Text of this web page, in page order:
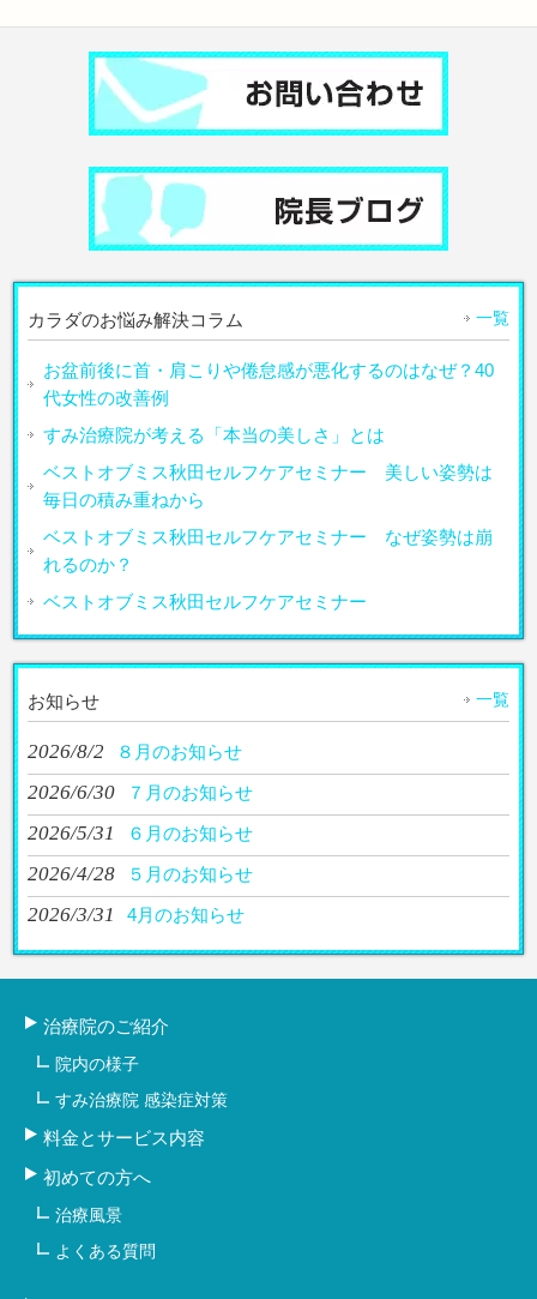
カラダのお悩み解決コラム 一覧
お盆前後に首・肩こりや倦怠感が悪化するのはなぜ？40
代女性の改善例
すみ治療院が考える「本当の美しさ」とは
ベストオブミス秋田セルフケアセミナー 美しい姿勢は
毎日の積み重ねから
ベストオブミス秋田セルフケアセミナー なぜ姿勢は崩
れるのか？
ベストオブミス秋田セルフケアセミナー
お知らせ 一覧
2026/8/2 ８月のお知らせ
2026/6/30 ７月のお知らせ
2026/5/31 ６月のお知らせ
2026/4/28 ５月のお知らせ
2026/3/31 4月のお知らせ
治療院のご紹介
院内の様子
すみ治療院 感染症対策
料金とサービス内容
初めての方へ
治療風景
よくある質問